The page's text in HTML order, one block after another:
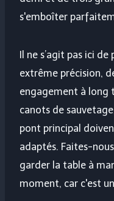
s'emboîter
Il ne s’agit pas ici
extrême précision,
engagement à long
canots de
pont principal
adaptés. Faites-
garder la table à
moment, car c'est